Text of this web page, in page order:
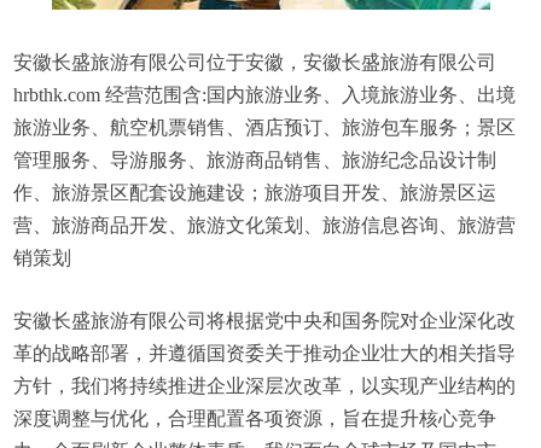
安徽长盛旅游有限公司位于安徽，安徽长盛旅游有限公司
hrbthk.com 经营范围含:国内旅游业务、入境旅游业务、出境
旅游业务、航空机票销售、酒店预订、旅游包车服务；景区
管理服务、导游服务、旅游商品销售、旅游纪念品设计制
作、旅游景区配套设施建设；旅游项目开发、旅游景区运
营、旅游商品开发、旅游文化策划、旅游信息咨询、旅游营
销策划
安徽长盛旅游有限公司将根据党中央和国务院对企业深化改
革的战略部署，并遵循国资委关于推动企业壮大的相关指导
方针，我们将持续推进企业深层次改革，以实现产业结构的
深度调整与优化，合理配置各项资源，旨在提升核心竞争